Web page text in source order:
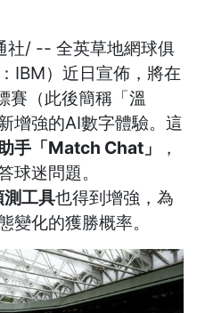
社/ -- 全英草地網球俱
IBM）近日宣佈，將在
賽（此後簡稱「溫
增強的AI數字體驗。這
手「Match Chat」
，
球迷問題。
工具也得到增強，為
變化的獲勝概率。